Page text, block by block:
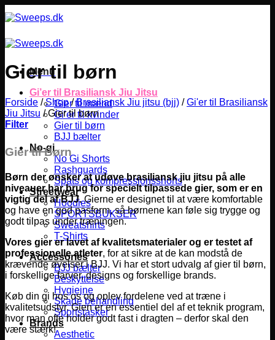
til
Menu
Gi’er til Brasiliansk Jiu Jitsu
Gier til mænd
Gi’er til kvinder
Gier til børn
BJJ bælter
No-gi
No Gi Shorts
Rashguards
Spats og kompressionsshorts
Streetwear
Hoodies
SPORTSBUKSER
Sweatshirts
T-Shirts
Accessories
BJJ bælter
Beskyttelse
Hygiejne
Skade behandling
Sportstasker
Brands
Aesthetic
Gier til børn
Forside / Shop / Brasiliansk Jiu jitsu (bjj) / Gi'er til Brasiliansk
Jiu Jitsu /Gier til børn
Filter
Gier til Børn
Børn der ønsker at udøve brasiliansk jiu jitsu på alle
niveauer har brug for specielt tilpassede gier, som er en
vigtig del af BJJ.Gierne er designet til at være komfortable
og have en god pasform, så børnene kan føle sig trygge og
godt tilpas under træningen.
Vores gier er lavet af kvalitetsmaterialer og er testet af
professionelle atleter, for at sikre at de kan modstå de
krævende øvelser i BJJ. Vi har et stort udvalg af gier til børn,
i forskellige farver, designs og forskellige brands.
Køb din gi hos os og oplev fordelene ved at træne i
kvalitetsudstyr. Gien er en essentiel del af et teknik program,
hvor man ofte holder godt fast i dragten – derfor skal den
være stærk!